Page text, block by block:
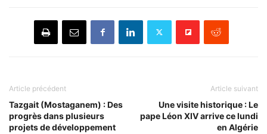
Article précédent
Tazgait (Mostaganem) : Des
progrès dans plusieurs
projets de développement
Article suivant
Une visite historique : Le
pape Léon XIV arrive ce lundi
en Algérie